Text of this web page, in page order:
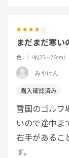
まだまだ寒い
色：L（約25～26cm）
みやけん
雪国のゴルフ
いので途中ま
右手があるこ
す。